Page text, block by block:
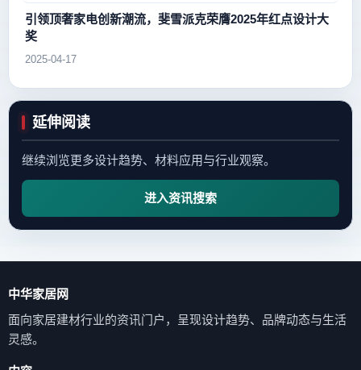
引领顶奢家电创新潮流，斐雪派克荣膺2025年红点设计大
奖
2025-04-17
延伸阅读
继续浏览更多设计趋势、材料应用与行业观察。
进入资讯搜索
中华家居网
面向家居建材行业的资讯门户，呈现设计趋势、品牌动态与生活
灵感。